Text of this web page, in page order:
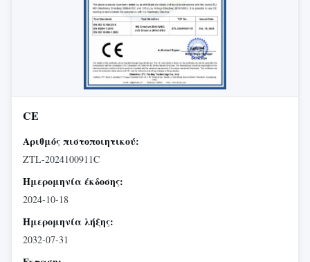
CE
Αριθμός πιστοποιητικού:
ZTL-2024100911C
Ημερομηνία έκδοσης:
2024-10-18
Ημερομηνία λήξης:
2032-07-31